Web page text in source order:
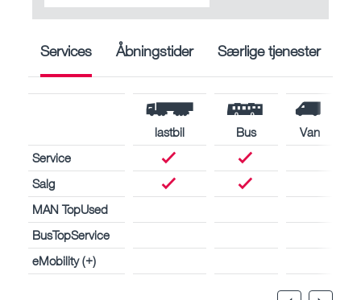
Services Åbningstider Særlige tjenester
lastbil Bus
Van
Service
Salg
MAN TopUsed
BusTopService
eMobility (+)